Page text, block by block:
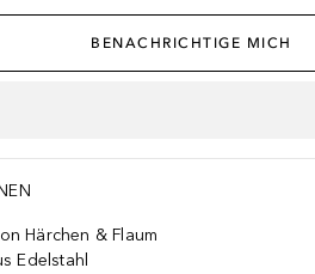
BENACHRICHTIGE MICH
Härchen & Flaum
Edelstahl